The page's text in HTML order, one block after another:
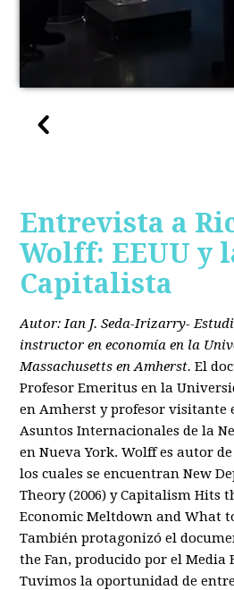
Entrevista a
Wolff: EEUU y
Capitalista
Autor: Ian J. Seda-Irizarry-
instructor en economía en la
Massachusetts en Amherst. El
Profesor Emeritus en la
en Amherst y profesor visitante
Asuntos Internacionales de la
en Nueva York. Wolff es autor
los cuales se encuentran New
Theory (2006) y Capitalism Hits
Economic Meltdown and What
También protagonizó el
the Fan, producido por el Media
Tuvimos la oportunidad de